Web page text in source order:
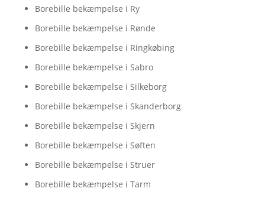
Borebille bekæmpelse i Ry
Borebille bekæmpelse i Rønde
Borebille bekæmpelse i Ringkøbing
Borebille bekæmpelse i Sabro
Borebille bekæmpelse i Silkeborg
Borebille bekæmpelse i Skanderborg
Borebille bekæmpelse i Skjern
Borebille bekæmpelse i Søften
Borebille bekæmpelse i Struer
Borebille bekæmpelse i Tarm